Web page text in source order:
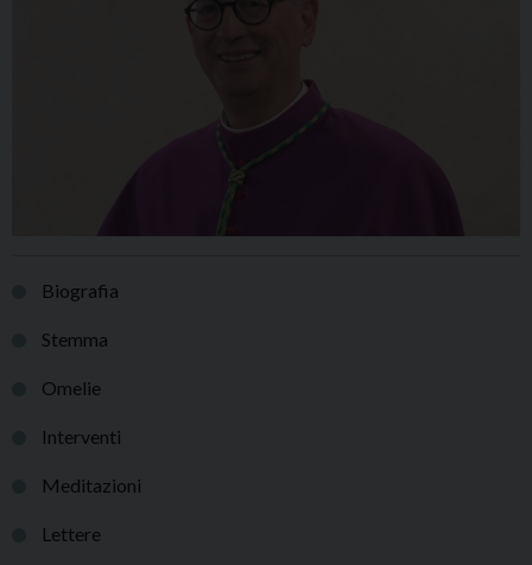
Biografia
Stemma
Omelie
Interventi
Meditazioni
Lettere